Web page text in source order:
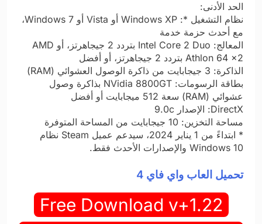
الحد الأدنى:
نظام التشغيل *: Windows XP أو Vista أو Windows 7،
مع أحدث حزمة خدمة
المعالج: Intel Core 2 Duo بتردد 2 جيجاهرتز، أو AMD
Athlon 64 x2 بتردد 2 جيجاهرتز، أو أفضل
الذاكرة: 3 جيجابايت من ذاكرة الوصول العشوائي (RAM)
بطاقة الرسومات: NVidia 8800GT بذاكرة وصول
عشوائي (RAM) سعة 512 ميجابايت أو أفضل
DirectX: الإصدار 9.0c
مساحة التخزين: 10 جيجابايت من المساحة المتوفرة
* ابتداءً من 1 يناير 2024، سيدعم عميل Steam نظام
Windows 10 والإصدارات الأحدث فقط.
تحميل العاب واي فاي 4
Free Download v+1.22